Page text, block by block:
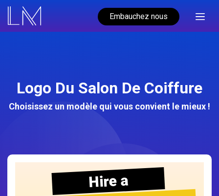
Embauchez nous
Logo Du Salon De Coiffure
Choisissez un modèle qui vous convient le mieux !
Hire a